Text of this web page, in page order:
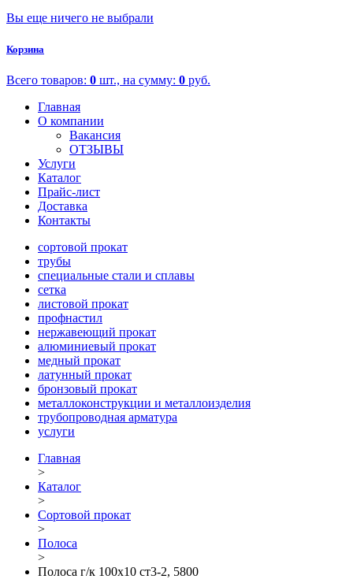
Вы еще ничего не выбрали
Корзина
Всего товаров: 0 шт., на сумму: 0 руб.
Главная
О компании
Вакансия
ОТЗЫВЫ
Услуги
Каталог
Прайс-лист
Доставка
Контакты
сортовой прокат
трубы
специальные стали и сплавы
сетка
листовой прокат
профнастил
нержавеющий прокат
алюминиевый прокат
медный прокат
латунный прокат
бронзовый прокат
металлоконструкции и металлоизделия
трубопроводная арматура
услуги
Главная
>
Каталог
>
Сортовой прокат
>
Полоса
>
Полоса г/к 100х10 ст3-2, 5800